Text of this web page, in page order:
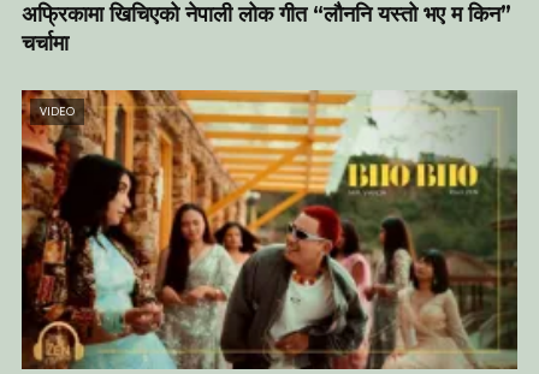
अफ्रिकामा खिचिएको नेपाली लोक गीत “लौननि यस्तो भए म किन”
चर्चामा
VIDEO